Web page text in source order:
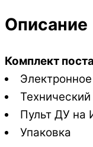
Описание
Комплект
Пульт ДУ на
Упаковка